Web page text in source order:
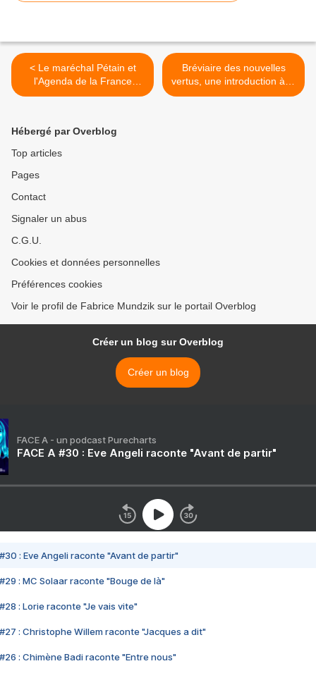
< Le maréchal Pétain et
l'Agenda de la France
Nouvelle : un imprimé de
Bréviaire des nouvelles
vertus, une introduction à la
joie d’exister par André
Hébergé par Overblog
Top articles
Pages
Contact
Signaler un abus
C.G.U.
Cookies et données personnelles
Préférences cookies
Voir le profil de Fabrice Mundzik sur le portail Overblog
Créer un blog sur Overblog
Créer un blog
FACE A - un podcast Purecharts
FACE A #30 : Eve Angeli raconte "Avant de partir"
#30 : Eve Angeli raconte "Avant de partir"
#29 : MC Solaar raconte "Bouge de là"
#28 : Lorie raconte "Je vais vite"
#27 : Christophe Willem raconte "Jacques a dit"
#26 : Chimène Badi raconte "Entre nous"